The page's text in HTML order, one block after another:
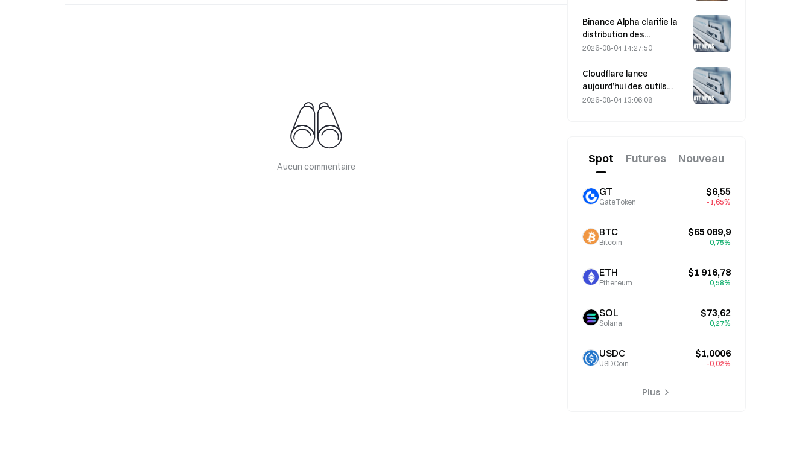
Aucun commentaire
déclenchant quatre
vagues d’attaques qui ont
causé 114 millions de
Binance Alpha clarifie la
distribution des
récompenses de
envoyées
automatiquement aux
détenteurs de
mensuelle minimale de 10
000.
2026-08-04 14:27:50
Cloudflare lance
aujourd’hui des outils
d’identité et de
2026-08-04 13:06:08
Spot Futures Nouveau
GT
GateToken
$6,55
-1,65%
BTC
Bitcoin
$65 089,9
0,75%
ETH
Ethereum
$1 916,78
0,58%
SOL
Solana
$73,62
0,27%
USDC
USDCoin
$1,0006
-0,02%
Plus